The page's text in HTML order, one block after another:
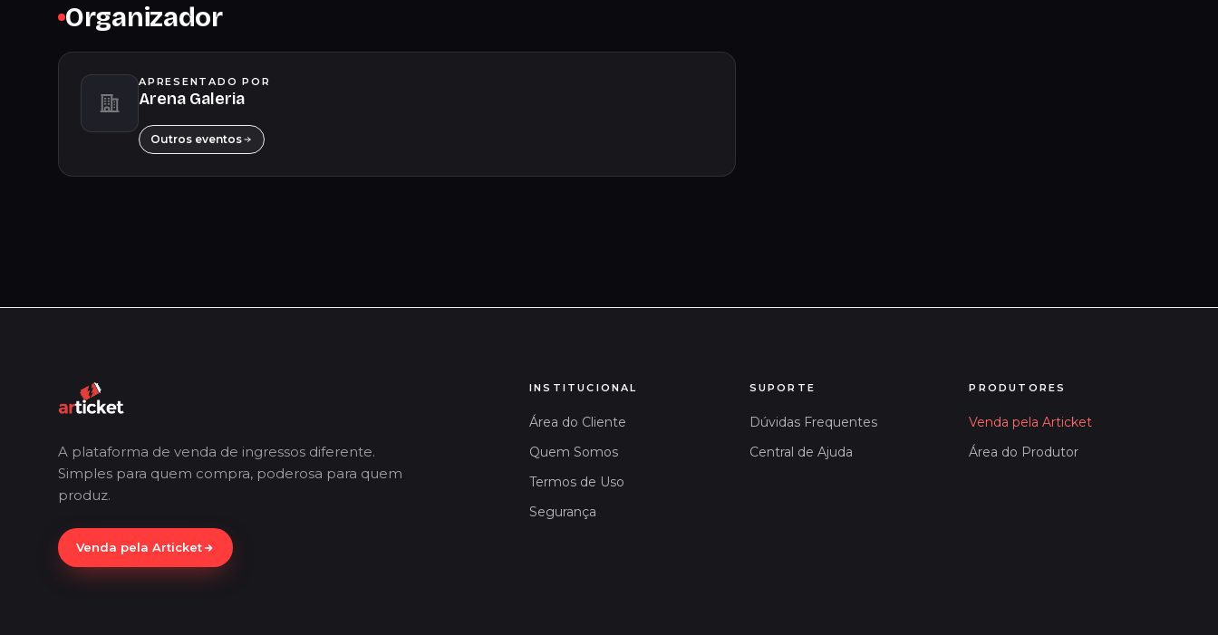
Organizador
APRESENTADO POR
Arena Galeria
Outros eventos
A plataforma de venda de ingressos diferente.
Simples para quem compra, poderosa para quem
produz.
Venda pela Articket
INSTITUCIONAL
Área do Cliente
Quem Somos
Termos de Uso
Segurança
SUPORTE
Dúvidas Frequentes
Central de Ajuda
PRODUTORES
Venda pela Articket
Área do Produtor